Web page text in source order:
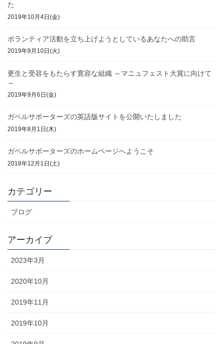
た
2019年10月4日(金)
ボランティア活動を立ち上げようとしているあなたへの助言
2019年9月10日(火)
更生と受容をもたらす寛容な組織 ～マニュフェスト大賞に向けて
～
2019年9月6日(金)
ガベルサポーターズの英語版サイトを公開いたしました
2019年8月1日(木)
ガベルサポーターズのホームページへようこそ
2018年12月1日(土)
カテゴリー
ブログ
アーカイブ
2023年3月
2020年10月
2019年11月
2019年10月